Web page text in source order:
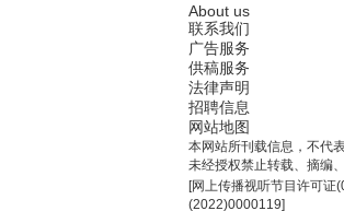
About us
联系我们
广告服务
供稿服务
法律声明
招聘信息
网站地图
本网站所刊载信息，不代
未经授权禁止转载、摘编
[网上传播视听节目许可证
(2022)0000119]